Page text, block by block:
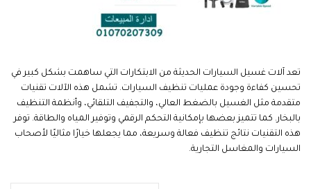
تعد آلات غسيل السيارات الحديثة من الابتكارات التي ساهمت بشكل كبير في
تحسين كفاءة وجودة عمليات تنظيف السيارات. تشمل هذه الآلات تقنيات
متقدمة مثل الغسيل بالضغط العالي، والتجفيف التلقائي، وأنظمة التنظيف
بالبخار. كما تتميز بعضها بإمكانية التحكم الرقمي وتوفير المياه والطاقة. توفر
هذه التقنيات نتائج تنظيف فعالة وسريعة، مما يجعلها خيارًا مثاليًا لأصحاب
السيارات والمغاسل التجارية.